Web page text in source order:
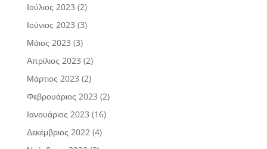
Ιούλιος 2023 (2)
Ιούνιος 2023 (3)
Μάιος 2023 (3)
Απρίλιος 2023 (2)
Μάρτιος 2023 (2)
Φεβρουάριος 2023 (2)
Ιανουάριος 2023 (16)
Δεκέμβριος 2022(4)